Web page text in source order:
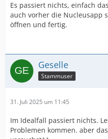
Es passiert nichts, einfach
auch vorher die Nucleusapp
öffnen und fertig.
Geselle
Stammuser
31. Juli 2025 um 11:45
Im Idealfall passiert nichts.
Problemen kommen. aber